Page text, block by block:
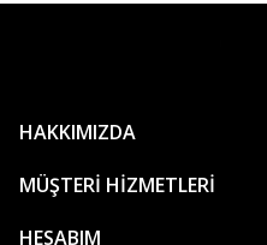
HAKKIMIZDA
MÜŞTERİ HİZMETLERİ
HESABIM